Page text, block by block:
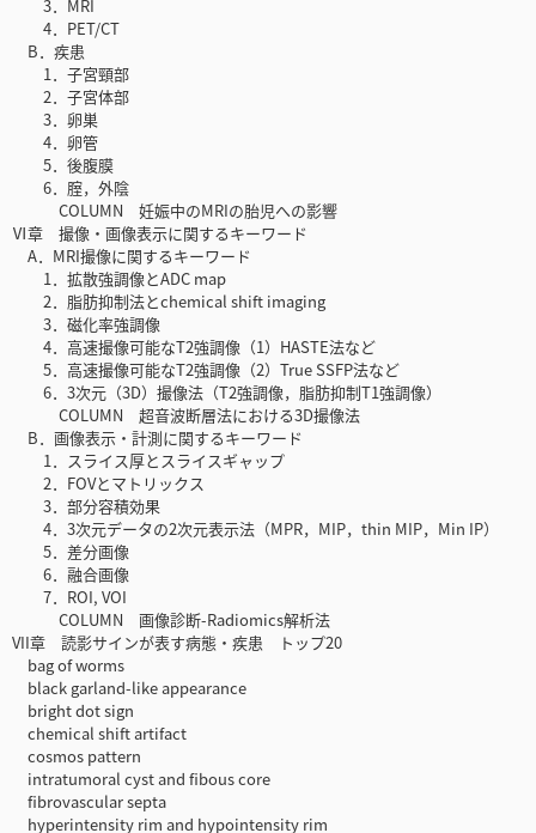
3．MRI
4．PET/CT
B．疾患
1．子宮頸部
2．子宮体部
3．卵巣
4．卵管
5．後腹膜
6．腟，外陰
COLUMN 妊娠中のMRIの胎児への影響
Ⅵ章 撮像・画像表示に関するキーワード
A．MRI撮像に関するキーワード
1．拡散強調像とADC map
2．脂肪抑制法とchemical shift imaging
3．磁化率強調像
4．高速撮像可能なT2強調像（1）HASTE法など
5．高速撮像可能なT2強調像（2）True SSFP法など
6．3次元（3D）撮像法（T2強調像，脂肪抑制T1強調像）
COLUMN 超音波断層法における3D撮像法
B．画像表示・計測に関するキーワード
1．スライス厚とスライスギャップ
2．FOVとマトリックス
3．部分容積効果
4．3次元データの2次元表示法（MPR，MIP，thin MIP，Min IP）
5．差分画像
6．融合画像
7．ROI, VOI
COLUMN 画像診断-Radiomics解析法
VII章 読影サインが表す病態・疾患 トップ20
bag of worms
black garland-like appearance
bright dot sign
chemical shift artifact
cosmos pattern
intratumoral cyst and fibous core
fibrovascular septa
hyperintensity rim and hypointensity rim